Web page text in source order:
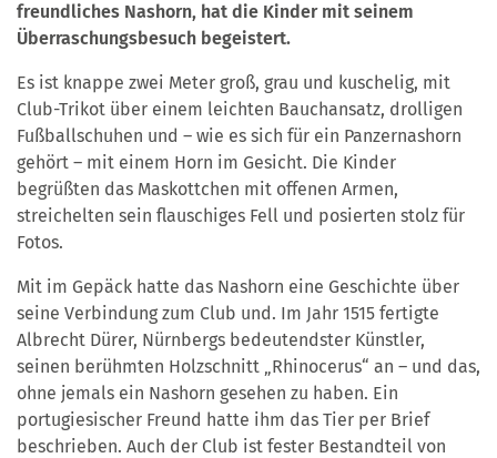
freundliches Nashorn, hat die Kinder mit seinem
Überraschungsbesuch begeistert.
Es ist knappe zwei Meter groß, grau und kuschelig, mit
Club-Trikot über einem leichten Bauchansatz, drolligen
Fußballschuhen und – wie es sich für ein Panzernashorn
gehört – mit einem Horn im Gesicht. Die Kinder
begrüßten das Maskottchen mit offenen Armen,
streichelten sein flauschiges Fell und posierten stolz für
Fotos.
Mit im Gepäck hatte das Nashorn eine Geschichte über
seine Verbindung zum Club und. Im Jahr 1515 fertigte
Albrecht Dürer, Nürnbergs bedeutendster Künstler,
seinen berühmten Holzschnitt „Rhinocerus“ an – und das,
ohne jemals ein Nashorn gesehen zu haben. Ein
portugiesischer Freund hatte ihm das Tier per Brief
beschrieben. Auch der Club ist fester Bestandteil von